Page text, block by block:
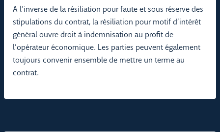
A l’inverse de la résiliation pour faute et sous réserve des
stipulations du contrat, la résiliation pour motif d’intérêt
général ouvre droit à indemnisation au profit de
l’opérateur économique. Les parties peuvent également
toujours convenir ensemble de mettre un terme au
contrat.